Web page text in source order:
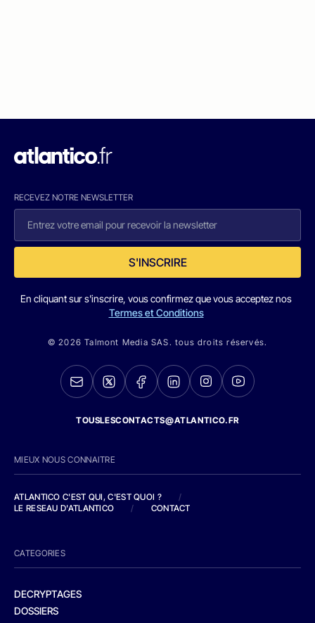
RECEVEZ NOTRE NEWSLETTER
S'INSCRIRE
En cliquant sur s'inscrire, vous confirmez que vous acceptez nos
Termes et Conditions
© 2026 Talmont Media SAS. tous droits réservés.
TOUSLESCONTACTS@ATLANTICO.FR
MIEUX NOUS CONNAITRE
ATLANTICO C'EST QUI, C'EST QUOI ?
/
LE RESEAU D'ATLANTICO
/ CONTACT
CATEGORIES
DECRYPTAGES
DOSSIERS